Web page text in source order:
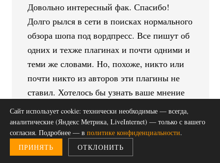
Довольно интересный фак. Спасибо!
Долго рылся в сети в поисках нормального
обзора шопа под вордпресс. Все пишут об
одних и техже плагинах и почти одними и
теми же словами. Но, похоже, никто или
почти никто из авторов эти плагины не
ставил. Хотелось бы узнать ваше мнение
на тему магазин под WP и услышать ваши
рекомендации.
Самые известные:
-QuickShop - добавляет кнопку КУПИТЬ к
Сайт использует cookie: технически необходимые — всегда,
аналитические (Яндекс Метрика, LiveInternet) — только с вашего
согласия. Подробнее — в политике конфиденциальности.
ПРИНЯТЬ
ОТКЛОНИТЬ